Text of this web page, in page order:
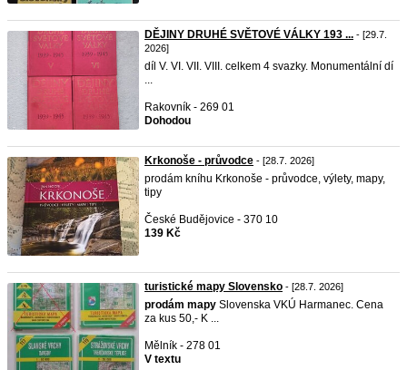
DĚJINY DRUHÉ SVĚTOVÉ VÁLKY 193 ... - [29.7.
2026]
díl V. VI. VII. VIII. celkem 4 svazky. Monumentální dí
...
Rakovník - 269 01
Dohodou
Krkonoše - průvodce - [28.7. 2026]
prodám kníhu Krkonoše - průvodce, výlety, mapy,
tipy
České Budějovice - 370 10
139 Kč
turistické mapy Slovensko - [28.7. 2026]
prodám mapy Slovenska VKÚ Harmanec. Cena
za kus 50,- K ...
Mělník - 278 01
V textu